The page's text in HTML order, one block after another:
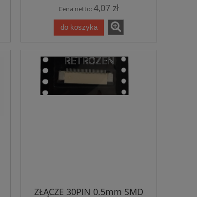
Cena netto:4,07 zł
do koszyka
ZŁĄCZE 30PIN 0.5mm SMD